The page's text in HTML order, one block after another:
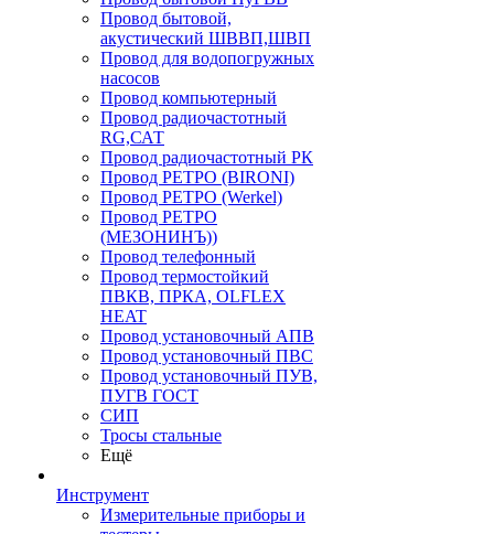
Провод бытовой,
акустический ШВВП,ШВП
Провод для водопогружных
насосов
Провод компьютерный
Провод радиочастотный
RG,САТ
Провод радиочастотный РК
Провод РЕТРО (BIRONI)
Провод РЕТРО (Werkel)
Провод РЕТРО
(МЕЗОНИНЪ))
Провод телефонный
Провод термостойкий
ПВКВ, ПРКА, OLFLEX
HEAT
Провод установочный АПВ
Провод установочный ПВС
Провод установочный ПУВ,
ПУГВ ГОСТ
СИП
Тросы стальные
Ещё
Инструмент
Измерительные приборы и